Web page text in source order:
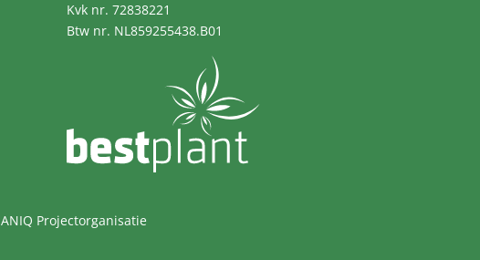
Kvk nr. 72838221
Btw nr. NL859255438.B01
ANIQ Projectorganisatie